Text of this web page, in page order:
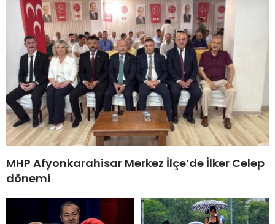
MHP Afyonkarahisar Merkez İlçe’de İlker Celep
dönemi